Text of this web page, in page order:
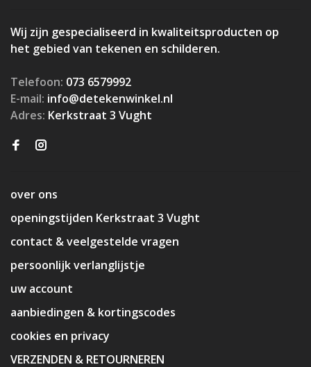
Wij zijn gespecialiseerd in kwaliteitsproducten op
het gebied van tekenen en schilderen.
Telefoon: 073 6579992
E-mail: info@detekenwinkel.nl
Adres: Kerkstraat 3 Vught
over ons
openingstijden Kerkstraat 3 Vught
contact & veelgestelde vragen
persoonlijk verlanglijstje
uw account
aanbiedingen & kortingscodes
cookies en privacy
VERZENDEN & RETOURNEREN